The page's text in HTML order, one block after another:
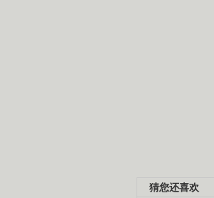
猜您还喜欢